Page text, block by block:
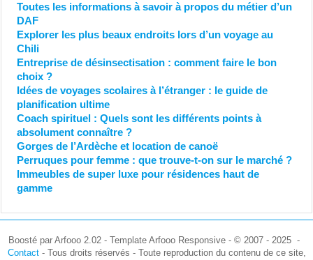
Toutes les informations à savoir à propos du métier d’un
DAF
Explorer les plus beaux endroits lors d’un voyage au
Chili
Entreprise de désinsectisation : comment faire le bon
choix ?
Idées de voyages scolaires à l’étranger : le guide de
planification ultime
Coach spirituel : Quels sont les différents points à
absolument connaître ?
Gorges de l’Ardèche et location de canoë
Perruques pour femme : que trouve-t-on sur le marché ?
Immeubles de super luxe pour résidences haut de
gamme
Boosté par Arfooo 2.02 - Template Arfooo Responsive - © 2007 - 2025 -
Contact- Tous droits réservés - Toute reproduction du contenu de ce site,